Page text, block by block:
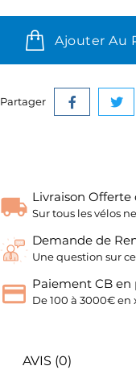
Ajouter Au
Partager
Livraison Offerte
Sur tous les vélos
Demande de
Une question sur
Paiement CB en
De 100 à 3000€ en
AVIS (0)